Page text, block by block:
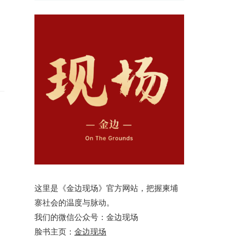
这里是《金边现场》官方网站，把握柬埔
寨社会的温度与脉动。
我们的微信公众号：金边现场
脸书主页： 金边现场